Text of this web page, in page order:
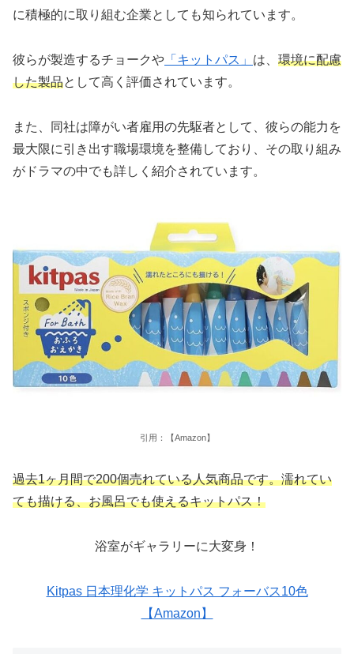
に積極的に取り組む企業としても知られています。
彼らが製造するチョークや 「キットパス」 は、 環境に配慮
した製品として高く評価されています。
また、同社は障がい者雇用の先駆者として、彼らの能力を
最大限に引き出す職場環境を整備しており、その取り組み
がドラマの中でも詳しく紹介されています。
引用：【Amazon】
過去1ヶ月間で200個売れている人気商品です。濡れてい
ても描ける、お風呂でも使えるキットパス！
浴室がギャラリーに大変身！
Kitpas 日本理化学 キットパス フォーバス10色
【Amazon】